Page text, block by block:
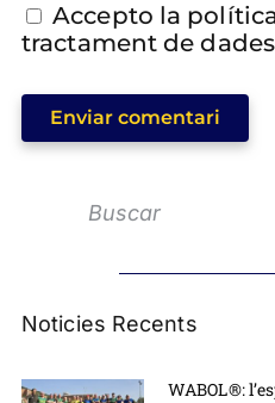
Accepto la
tractament de dades
Enviar comentari
Noticies Recents
WABOL®: